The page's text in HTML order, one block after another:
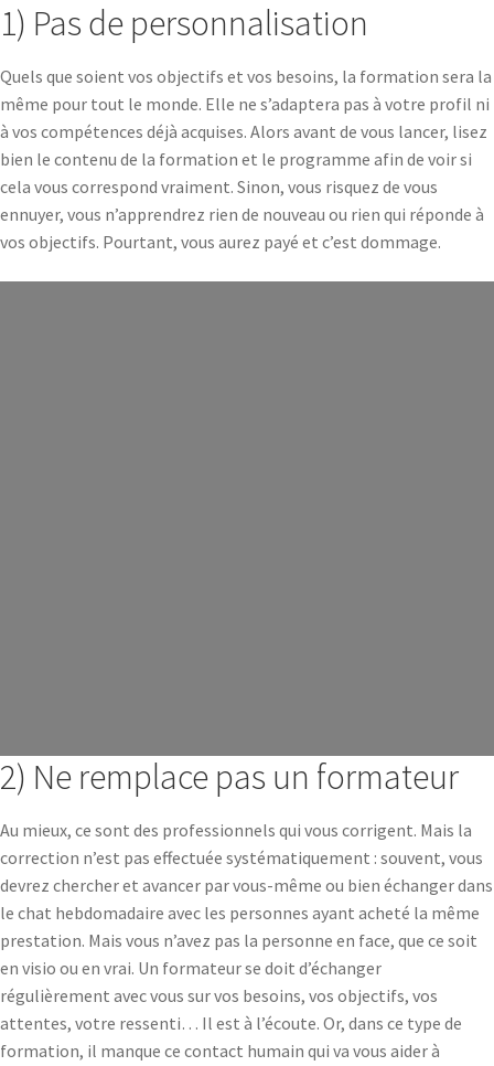
1) Pas de personnalisation
Quels que soient vos objectifs et vos besoins, la formation sera la
même pour tout le monde. Elle ne s’adaptera pas à votre profil ni
à vos compétences déjà acquises. Alors avant de vous lancer, lisez
bien le contenu de la formation et le programme afin de voir si
cela vous correspond vraiment. Sinon, vous risquez de vous
ennuyer, vous n’apprendrez rien de nouveau ou rien qui réponde à
vos objectifs. Pourtant, vous aurez payé et c’est dommage.
2) Ne remplace pas un formateur
Au mieux, ce sont des professionnels qui vous corrigent. Mais la
correction n’est pas effectuée systématiquement : souvent, vous
devrez chercher et avancer par vous-même ou bien échanger dans
le chat hebdomadaire avec les personnes ayant acheté la même
prestation. Mais vous n’avez pas la personne en face, que ce soit
en visio ou en vrai. Un formateur se doit d’échanger
régulièrement avec vous sur vos besoins, vos objectifs, vos
attentes, votre ressenti… Il est à l’écoute. Or, dans ce type de
formation, il manque ce contact humain qui va vous aider à